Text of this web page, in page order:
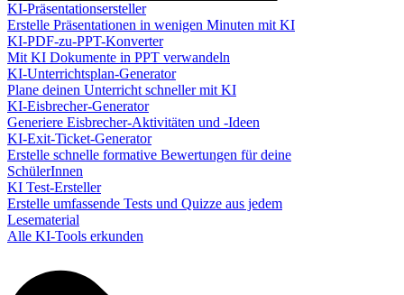
KI-Präsentationsersteller
Erstelle Präsentationen in wenigen Minuten mit KI
KI-PDF-zu-PPT-Konverter
Mit KI Dokumente in PPT verwandeln
KI-Unterrichtsplan-Generator
Plane deinen Unterricht schneller mit KI
KI-Eisbrecher-Generator
Generiere Eisbrecher-Aktivitäten und -Ideen
KI-Exit-Ticket-Generator
Erstelle schnelle formative Bewertungen für deine
SchülerInnen
KI Test-Ersteller
Erstelle umfassende Tests und Quizze aus jedem
Lesematerial
Alle KI-Tools erkunden